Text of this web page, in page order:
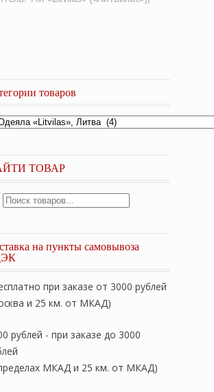
товаров
ТОВАР
Поиск
на пункты самовывоза
при заказе от 3000 рублей
и 25 км. от МКАД)
рублей - при заказе до 3000
МКАД и 25 км. от МКАД)